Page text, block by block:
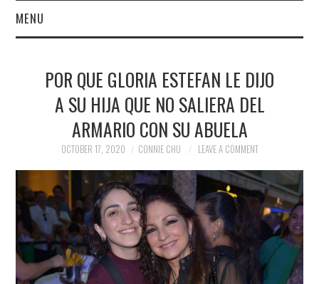
MENU
FINANCE
SOCIETY
SPORTS
TECHNOLOGY
POR QUE GLORIA ESTEFAN LE DIJO
A SU HIJA QUE NO SALIERA DEL
ARMARIO CON SU ABUELA
OCTOBER 17, 2020 CONNIE CHU LEAVE A COMMENT